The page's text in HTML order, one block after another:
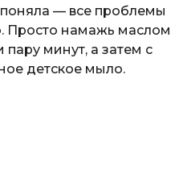
поняла — все проблемы
Просто намажь маслом
минут, а затем с
детское мыло.